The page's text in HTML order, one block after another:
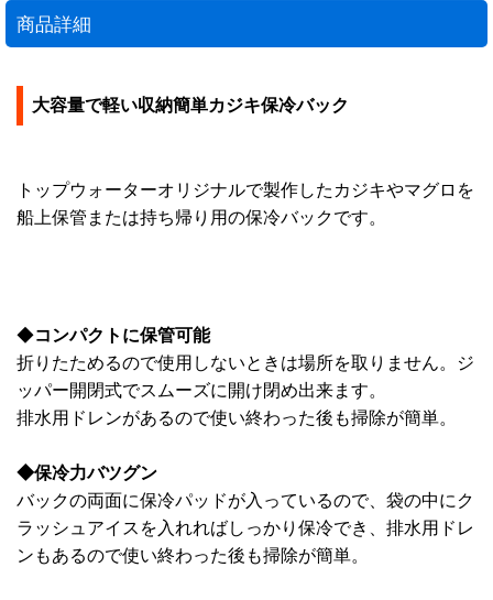
商品詳細
大容量で軽い収納簡単カジキ保冷バック
トップウォーターオリジナルで製作したカジキやマグロを
船上保管または持ち帰り用の保冷バックです。
◆コンパクトに保管可能
折りたためるので使用しないときは場所を取りません。ジ
ッパー開閉式でスムーズに開け閉め出来ます。
排水用ドレンがあるので使い終わった後も掃除が簡単。
◆保冷力バツグン
バックの両面に保冷パッドが入っているので、袋の中にク
ラッシュアイスを入れればしっかり保冷でき、排水用ドレ
ンもあるので使い終わった後も掃除が簡単。